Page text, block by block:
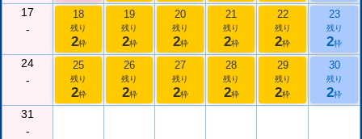
17
-
18
残り
2枠
19
残り
2枠
20
残り
2枠
21
残り
2枠
22
残り
2枠
23
残り
2枠
24
-
25
残り
2枠
26
残り
2枠
27
残り
2枠
28
残り
2枠
29
残り
2枠
30
残り
2枠
31
-